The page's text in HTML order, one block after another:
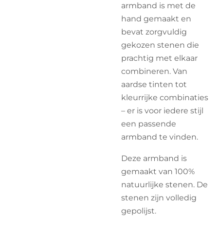
armband is met de
hand gemaakt en
bevat zorgvuldig
gekozen stenen die
prachtig met elkaar
combineren. Van
aardse tinten tot
kleurrijke combinaties
– er is voor iedere stijl
een passende
armband te vinden.
Deze armband is
gemaakt van 100%
natuurlijke stenen. De
stenen zijn volledig
gepolijst.